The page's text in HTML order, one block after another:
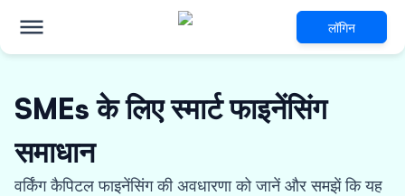
लॉगिन
SMEs के लिए स्मार्ट फाइनेंसिंग
समाधान
वर्किंग कैपिटल फाइनेंसिंग की अवधारणा को जानें और समझें कि यह